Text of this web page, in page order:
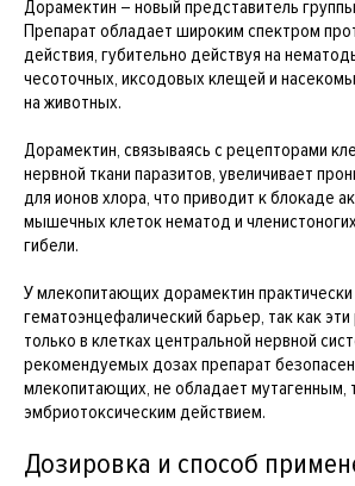
Дорамектин – новый представитель
Препарат обладает широким спектром
действия, губительно действуя на
чесоточных, иксодовых клещей и
на животных.
Дорамектин, связываясь с рецепторами
нервной ткани паразитов, увеличивает
для ионов хлора, что приводит к блокаде
мышечных клеток нематод и
гибели.
У млекопитающих дорамектин
гематоэнцефалический барьер, так как
только в клетках центральной нервной
рекомендуемых дозах препарат
млекопитающих, не обладает мутагенным,
эмбриотоксическим действием.
Дозировка и способ